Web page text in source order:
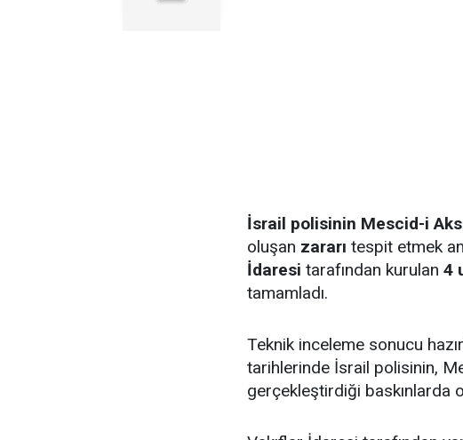
İsrail polisinin Mescid-i
oluşan zararı tespit etmek
İdaresi tarafından kurulan 4
tamamladı.
Teknik inceleme sonucu
tarihlerinde İsrail polisinin,
gerçekleştirdiği baskınlarda